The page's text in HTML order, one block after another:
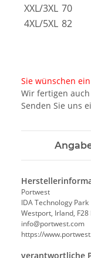
XXL/3XL 70
4XL/5XL 82
Sie wünschen
Wir fertigen
Senden Sie uns
Portwest
IDA Technology Park
Westport, Irland, F28
info@portwest.com
https://
verantwortliche